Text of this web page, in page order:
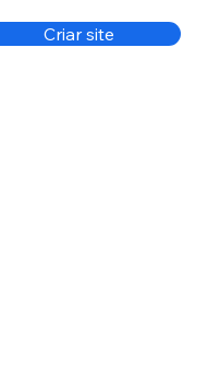
Criar site